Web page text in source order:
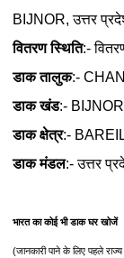
BIJNOR, उत्तर
वितरण स्थिति:-
डाक तालुक:-
डाक खंड:- BIJNOR
डाक क्षेत्र:-
डाक मंडल:- उत्तर
भारत का कोई भी डाक घर खोजें
(जानकारी पाने के लिए पहले